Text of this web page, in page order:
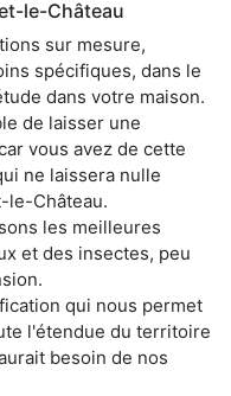
le-Château
sur mesure,
spécifiques, dans le
dans votre maison.
de laisser une
vous avez de cette
ne laissera nulle
le-Château.
les meilleures
et des insectes, peu
qui nous permet
l'étendue du territoire
besoin de nos